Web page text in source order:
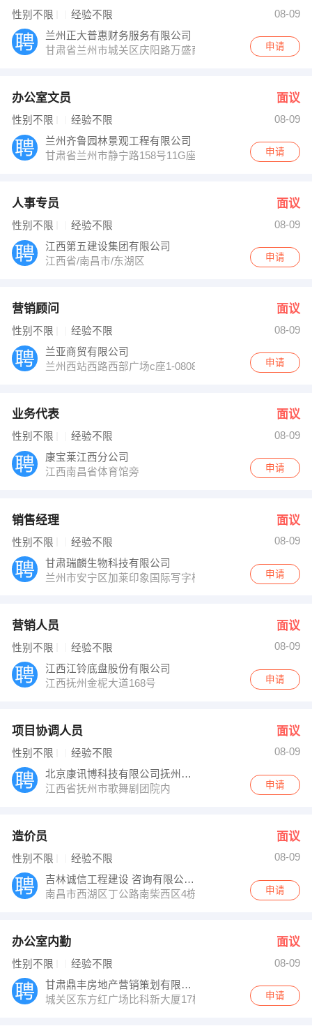
性别不限 经验不限
08-09
兰州正大普惠财务服务有限公司
甘肃省兰州市城关区庆阳路万盛商务大厦8楼
申请
办公室文员 面议
性别不限 经验不限
08-09
兰州齐鲁园林景观工程有限公司
甘肃省兰州市静宁路158号11G座
申请
人事专员 面议
性别不限 经验不限
08-09
江西第五建设集团有限公司
江西省/南昌市/东湖区
申请
营销顾问 面议
性别不限 经验不限
08-09
兰亚商贸有限公司
兰州西站西路西部广场c座1-0808
申请
业务代表 面议
性别不限 经验不限
08-09
康宝莱江西分公司
江西南昌省体育馆旁
申请
销售经理 面议
性别不限 经验不限
08-09
甘肃瑞麟生物科技有限公司
兰州市安宁区加莱印象国际写字楼602
申请
营销人员 面议
性别不限 经验不限
08-09
江西江铃底盘股份有限公司
江西抚州金柅大道168号
申请
项目协调人员 面议
性别不限 经验不限
08-09
北京康讯博科技有限公司抚州分公司
江西省抚州市歌舞剧团院内
申请
造价员 面议
性别不限 经验不限
08-09
吉林诚信工程建设 咨询有限公司
南昌市西湖区丁公路南柴西区4栋2单元101室
申请
办公室内勤 面议
性别不限 经验不限
08-09
甘肃鼎丰房地产营销策划有限公司
城关区东方红广场比科新大厦17楼
申请